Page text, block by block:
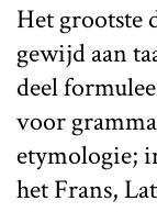
Het grootste
gewijd aan
deel
voor
etymologie;
het Frans,